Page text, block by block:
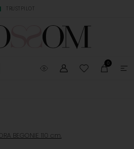
TRUSTPILOT
0